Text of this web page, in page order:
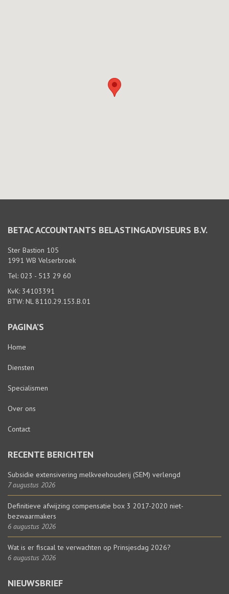
BETAC ACCOUNTANTS BELASTINGADVISEURS B.V.
Ster Bastion 105
1991 WB Velserbroek
Tel: 023 - 513 29 60
KvK: 34103391
BTW: NL 8110.29.153.B.01
PAGINA’S
Home
Diensten
Specialismen
Over ons
Contact
RECENTE BERICHTEN
Subsidie extensivering melkveehouderij (SEM) verlengd
7 augustus 2026
Definitieve afwijzing compensatie box 3 2017-2020 niet-
bezwaarmakers
6 augustus 2026
Wat is er fiscaal te verwachten op Prinsjesdag 2026?
6 augustus 2026
NIEUWSBRIEF